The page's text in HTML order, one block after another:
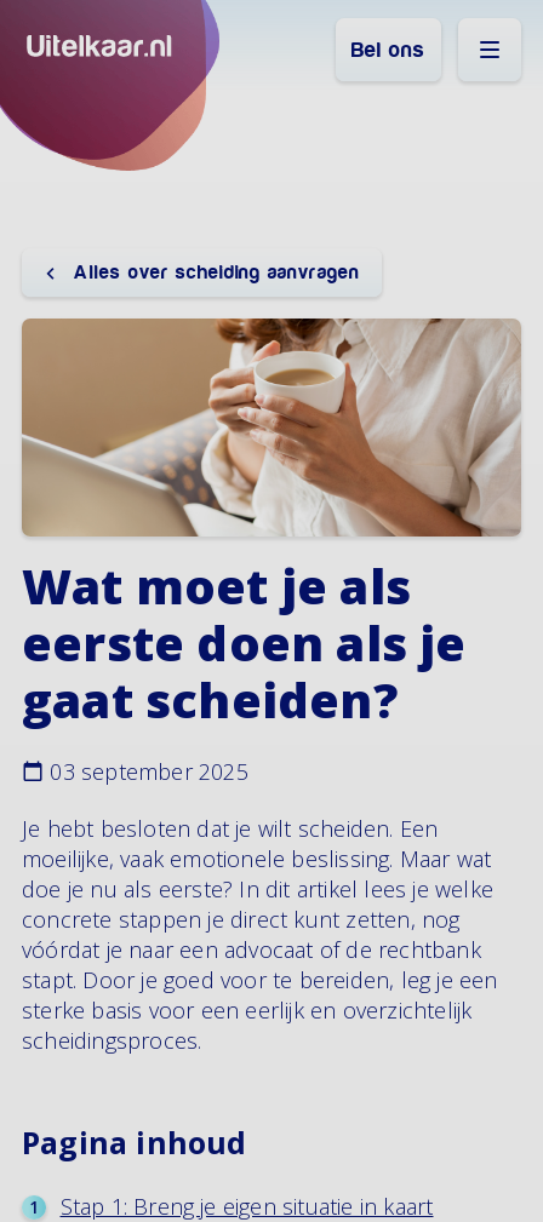
Bel ons
Alles over scheiding aanvragen
Wat moet je als
eerste doen als je
gaat scheiden?
03 september 2025
Je hebt besloten dat je wilt scheiden. Een
moeilijke, vaak emotionele beslissing. Maar wat
doe je nu als eerste? In dit artikel lees je welke
concrete stappen je direct kunt zetten, nog
vóórdat je naar een advocaat of de rechtbank
stapt. Door je goed voor te bereiden, leg je een
sterke basis voor een eerlijk en overzichtelijk
scheidingsproces.
Pagina inhoud
Stap 1: Breng je eigen situatie in kaart